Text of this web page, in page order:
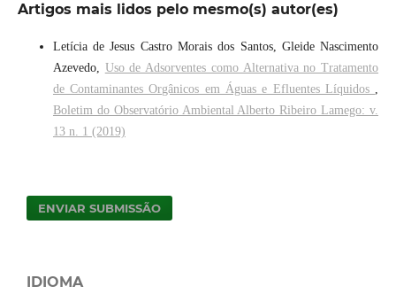
Artigos mais lidos pelo mesmo(s) autor(es)
Letícia de Jesus Castro Morais dos Santos, Gleide Nascimento
Azevedo, Uso de Adsorventes como Alternativa no Tratamento
de Contaminantes Orgânicos em Águas e Efluentes Líquidos ,
Boletim do Observatório Ambiental Alberto Ribeiro Lamego: v.
13 n. 1 (2019)
ENVIAR SUBMISSÃO
IDIOMA